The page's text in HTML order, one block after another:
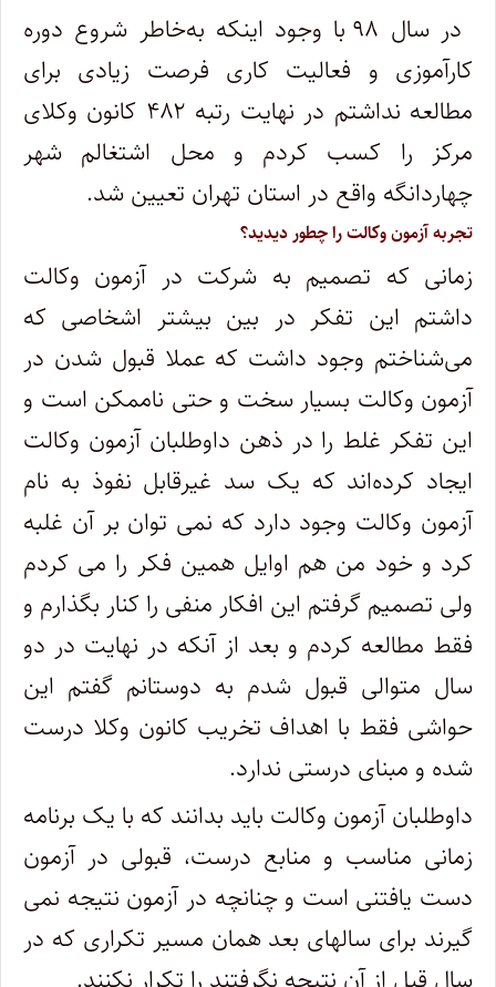
در سال ۹۸ با وجود اینکه به‌خاطر شروع دوره
کارآموزی و فعالیت کاری فرصت زیادی برای
مطالعه نداشتم در نهایت رتبه ۴۸۲ کانون وکلای
مرکز را کسب کردم و محل اشتغالم شهر
چهاردانگه واقع در استان تهران تعیین شد.
تجربه آزمون وکالت را چطور دیدید؟
زمانی که تصمیم به شرکت در آزمون وکالت
داشتم این تفکر در بین بیشتر اشخاصی که
می‌شناختم وجود داشت که عملا قبول شدن در
آزمون وکالت بسیار سخت و حتی ناممکن است و
این تفکر غلط را در ذهن داوطلبان آزمون وکالت
ایجاد کرده‌اند که یک سد غیرقابل نفوذ به نام
آزمون وکالت وجود دارد که نمی توان بر آن غلبه
کرد و خود من هم اوایل همین فکر را می کردم
ولی تصمیم گرفتم این افکار منفی را کنار بگذارم و
فقط مطالعه کردم و بعد از آنکه در نهایت در دو
سال متوالی قبول شدم به دوستانم گفتم این
حواشی فقط با اهداف تخریب کانون وکلا درست
شده و مبنای درستی ندارد.
داوطلبان آزمون وکالت باید بدانند که با یک برنامه
زمانی مناسب و منابع درست، قبولی در آزمون
دست یافتنی است و چنانچه در آزمون نتیجه نمی
گیرند برای سالهای بعد همان مسیر تکراری که در